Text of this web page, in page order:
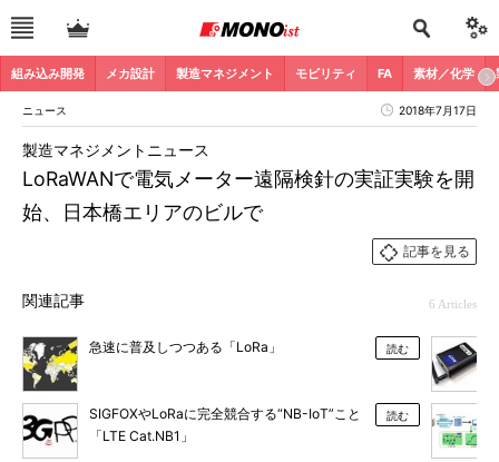
組み込み開発 メカ設計 製造マネジメント モビリティ FA 素材／化学
ニュース 2018年7月17日
LoRaWANで電気メーター遠隔検針の実証実験を開
始、日本橋エリアのビルで
製造マネジメントニュース
記事を見る
関連記事 6 Articles
急速に普及しつつある「LoRa」 読む
SIGFOXやLoRaに完全競合する“NB-IoT”こと
「LTE Cat.NB1」
読む